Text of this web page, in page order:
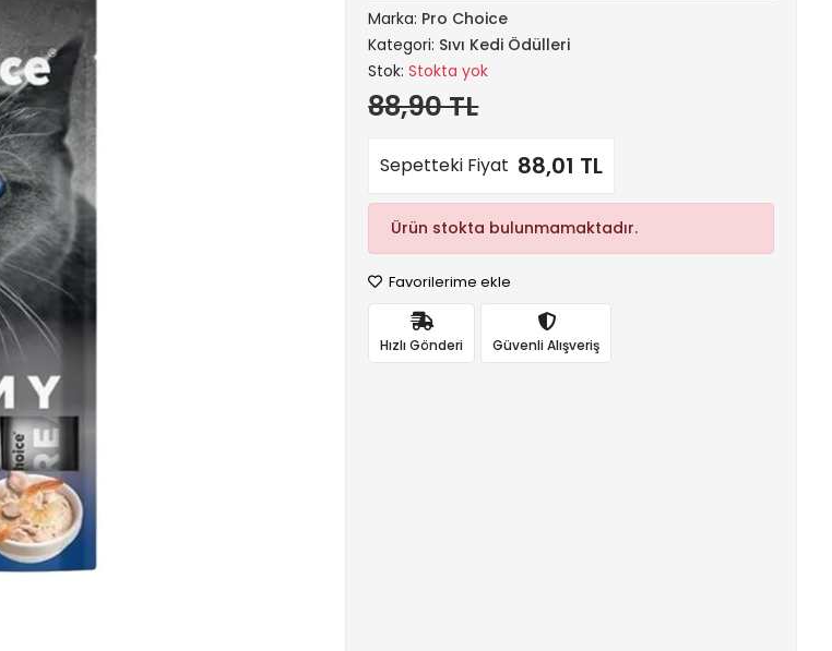
Marka: Pro Choice
Kategori: Sıvı Kedi Ödülleri
Stok:Stokta yok
88,90 TL
Sepetteki Fiyat 88,01 TL
Ürün stokta bulunmamaktadır.
Favorilerime ekle
Hızlı Gönderi Güvenli Alışveriş